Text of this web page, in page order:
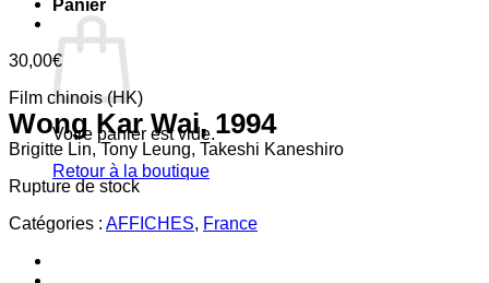
Panier
Votre panier est vide.
Retour à la boutique
30,00€
Film chinois (HK)
Wong Kar Wai, 1994
Brigitte Lin, Tony Leung, Takeshi Kaneshiro
Rupture de stock
Catégories : AFFICHES, France